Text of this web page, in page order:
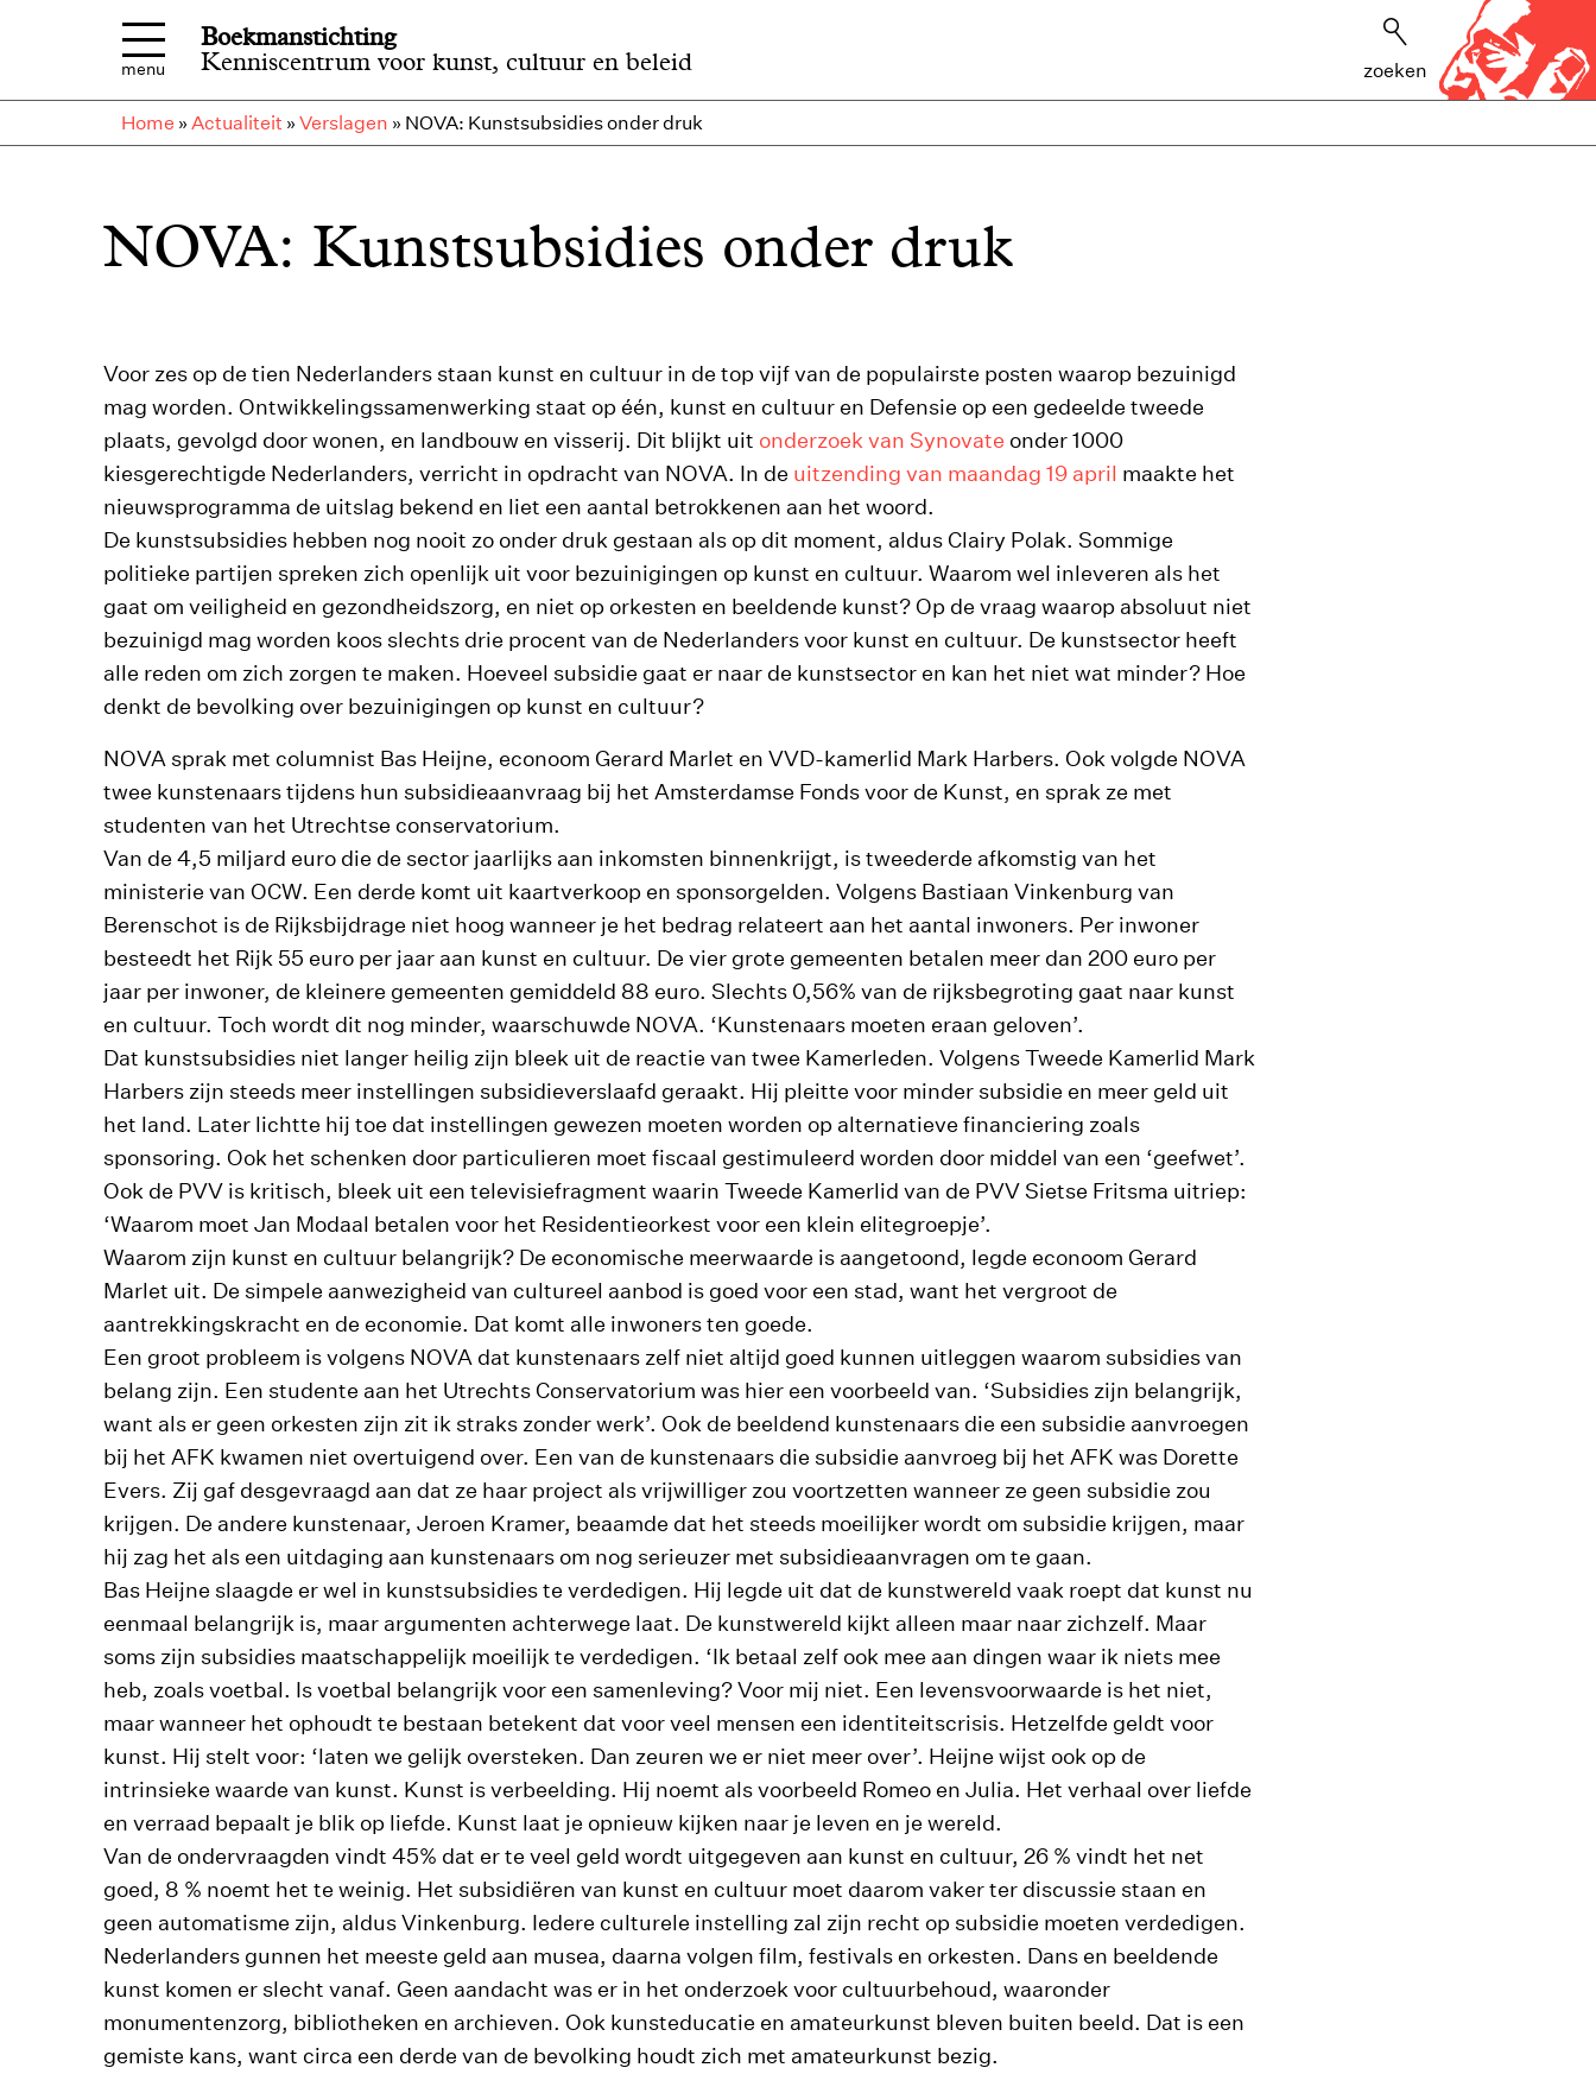
menu
Boekmanstichting
Kenniscentrum voor kunst, cultuur en beleid
zoeken
Home » Actualiteit » Verslagen » NOVA: Kunstsubsidies onder druk
NOVA: Kunstsubsidies onder druk
Voor zes op de tien Nederlanders staan kunst en cultuur in de top vijf van de populairste posten waarop bezuinigd
mag worden. Ontwikkelingssamenwerking staat op één, kunst en cultuur en Defensie op een gedeelde tweede
plaats, gevolgd door wonen, en landbouw en visserij. Dit blijkt uit onderzoek van Synovate onder 1000
kiesgerechtigde Nederlanders, verricht in opdracht van NOVA. In de uitzending van maandag 19 april maakte het
nieuwsprogramma de uitslag bekend en liet een aantal betrokkenen aan het woord.
De kunstsubsidies hebben nog nooit zo onder druk gestaan als op dit moment, aldus Clairy Polak. Sommige
politieke partijen spreken zich openlijk uit voor bezuinigingen op kunst en cultuur. Waarom wel inleveren als het
gaat om veiligheid en gezondheidszorg, en niet op orkesten en beeldende kunst? Op de vraag waarop absoluut niet
bezuinigd mag worden koos slechts drie procent van de Nederlanders voor kunst en cultuur. De kunstsector heeft
alle reden om zich zorgen te maken. Hoeveel subsidie gaat er naar de kunstsector en kan het niet wat minder? Hoe
denkt de bevolking over bezuinigingen op kunst en cultuur?
NOVA sprak met columnist Bas Heijne, econoom Gerard Marlet en VVD-kamerlid Mark Harbers. Ook volgde NOVA
twee kunstenaars tijdens hun subsidieaanvraag bij het Amsterdamse Fonds voor de Kunst, en sprak ze met
studenten van het Utrechtse conservatorium.
Van de 4,5 miljard euro die de sector jaarlijks aan inkomsten binnenkrijgt, is tweederde afkomstig van het
ministerie van OCW. Een derde komt uit kaartverkoop en sponsorgelden. Volgens Bastiaan Vinkenburg van
Berenschot is de Rijksbijdrage niet hoog wanneer je het bedrag relateert aan het aantal inwoners. Per inwoner
besteedt het Rijk 55 euro per jaar aan kunst en cultuur. De vier grote gemeenten betalen meer dan 200 euro per
jaar per inwoner, de kleinere gemeenten gemiddeld 88 euro. Slechts 0,56% van de rijksbegroting gaat naar kunst
en cultuur. Toch wordt dit nog minder, waarschuwde NOVA. ‘Kunstenaars moeten eraan geloven’.
Dat kunstsubsidies niet langer heilig zijn bleek uit de reactie van twee Kamerleden. Volgens Tweede Kamerlid Mark
Harbers zijn steeds meer instellingen subsidieverslaafd geraakt. Hij pleitte voor minder subsidie en meer geld uit
het land. Later lichtte hij toe dat instellingen gewezen moeten worden op alternatieve financiering zoals
sponsoring. Ook het schenken door particulieren moet fiscaal gestimuleerd worden door middel van een ‘geefwet’.
Ook de PVV is kritisch, bleek uit een televisiefragment waarin Tweede Kamerlid van de PVV Sietse Fritsma uitriep:
‘Waarom moet Jan Modaal betalen voor het Residentieorkest voor een klein elitegroepje’.
Waarom zijn kunst en cultuur belangrijk? De economische meerwaarde is aangetoond, legde econoom Gerard
Marlet uit. De simpele aanwezigheid van cultureel aanbod is goed voor een stad, want het vergroot de
aantrekkingskracht en de economie. Dat komt alle inwoners ten goede.
Een groot probleem is volgens NOVA dat kunstenaars zelf niet altijd goed kunnen uitleggen waarom subsidies van
belang zijn. Een studente aan het Utrechts Conservatorium was hier een voorbeeld van. ‘Subsidies zijn belangrijk,
want als er geen orkesten zijn zit ik straks zonder werk’. Ook de beeldend kunstenaars die een subsidie aanvroegen
bij het AFK kwamen niet overtuigend over. Een van de kunstenaars die subsidie aanvroeg bij het AFK was Dorette
Evers. Zij gaf desgevraagd aan dat ze haar project als vrijwilliger zou voortzetten wanneer ze geen subsidie zou
krijgen. De andere kunstenaar, Jeroen Kramer, beaamde dat het steeds moeilijker wordt om subsidie krijgen, maar
hij zag het als een uitdaging aan kunstenaars om nog serieuzer met subsidieaanvragen om te gaan.
Bas Heijne slaagde er wel in kunstsubsidies te verdedigen. Hij legde uit dat de kunstwereld vaak roept dat kunst nu
eenmaal belangrijk is, maar argumenten achterwege laat. De kunstwereld kijkt alleen maar naar zichzelf. Maar
soms zijn subsidies maatschappelijk moeilijk te verdedigen. ‘Ik betaal zelf ook mee aan dingen waar ik niets mee
heb, zoals voetbal. Is voetbal belangrijk voor een samenleving? Voor mij niet. Een levensvoorwaarde is het niet,
maar wanneer het ophoudt te bestaan betekent dat voor veel mensen een identiteitscrisis. Hetzelfde geldt voor
kunst. Hij stelt voor: ‘laten we gelijk oversteken. Dan zeuren we er niet meer over’. Heijne wijst ook op de
intrinsieke waarde van kunst. Kunst is verbeelding. Hij noemt als voorbeeld Romeo en Julia. Het verhaal over liefde
en verraad bepaalt je blik op liefde. Kunst laat je opnieuw kijken naar je leven en je wereld.
Van de ondervraagden vindt 45% dat er te veel geld wordt uitgegeven aan kunst en cultuur, 26 % vindt het net
goed, 8 % noemt het te weinig. Het subsidiëren van kunst en cultuur moet daarom vaker ter discussie staan en
geen automatisme zijn, aldus Vinkenburg. Iedere culturele instelling zal zijn recht op subsidie moeten verdedigen.
Nederlanders gunnen het meeste geld aan musea, daarna volgen film, festivals en orkesten. Dans en beeldende
kunst komen er slecht vanaf. Geen aandacht was er in het onderzoek voor cultuurbehoud, waaronder
monumentenzorg, bibliotheken en archieven. Ook kunsteducatie en amateurkunst bleven buiten beeld. Dat is een
gemiste kans, want circa een derde van de bevolking houdt zich met amateurkunst bezig.